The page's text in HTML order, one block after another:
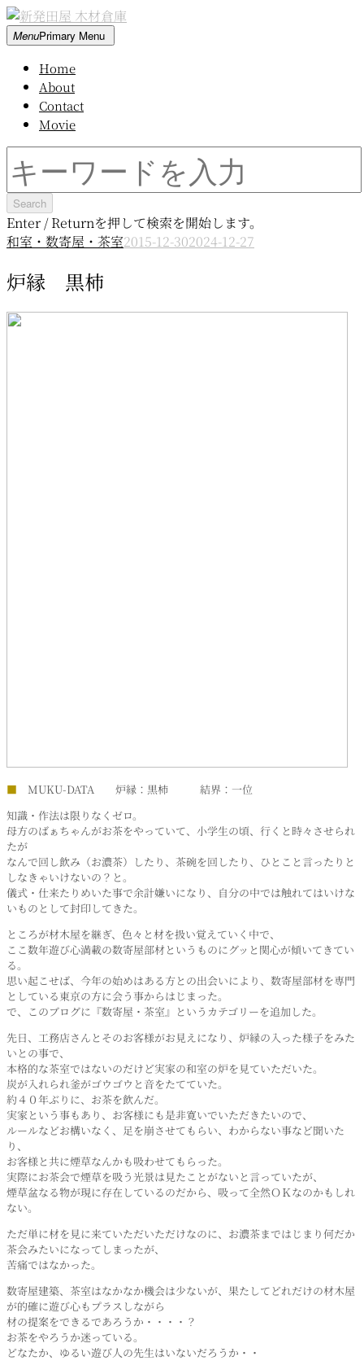
Skip
to
新
倉
庫
MenuPrimary Menu
Home
About
Contact
Movie
for:
Enter / Returnを押して検索を開始します。
和室・数寄屋・茶室2015-12-302024-12-27
炉縁 黒柿
■ MUKU-DATA 炉縁：黒柿 結界：一位
知識・作法は限りなくゼロ。
母方のばぁちゃんがお茶をやっていて、小学生の頃、行くと時々させられ
たが
なんで回し飲み（お濃茶）したり、茶碗を回したり、ひとこと言ったりと
しなきゃいけないの？と。
儀式・仕来たりめいた事で余計嫌いになり、自分の中では触れてはいけな
いものとして封印してきた。
ところが材木屋を継ぎ、色々と材を扱い覚えていく中で、
ここ数年遊び心満載の数寄屋部材というものにグッと関心が傾いてきてい
る。
思い起こせば、今年の始めはある方との出会いにより、数寄屋部材を専門
としている東京の方に会う事からはじまった。
で、このブログに『数寄屋・茶室』というカテゴリーを追加した。
先日、工務店さんとそのお客様がお見えになり、炉縁の入った様子をみた
いとの事で、
本格的な茶室ではないのだけど実家の和室の炉を見ていただいた。
炭が入れられ釜がゴウゴウと音をたてていた。
約４０年ぶりに、お茶を飲んだ。
実家という事もあり、お客様にも是非寛いでいただきたいので、
ルールなどお構いなく、足を崩させてもらい、わからない事など聞いた
り、
お客様と共に煙草なんかも吸わせてもらった。
実際にお茶会で煙草を吸う光景は見たことがないと言っていたが、
煙草盆なる物が現に存在しているのだから、吸って全然ＯＫなのかもしれ
ない。
ただ単に材を見に来ていただいただけなのに、お濃茶まではじまり何だか
茶会みたいになってしまったが、
苦痛ではなかった。
数寄屋建築、茶室はなかなか機会は少ないが、果たしてどれだけの材木屋
が的確に遊び心もプラスしながら
材の提案をできるであろうか・・・・？
お茶をやろうか迷っている。
どなたか、ゆるい遊び人の先生はいないだろうか・・